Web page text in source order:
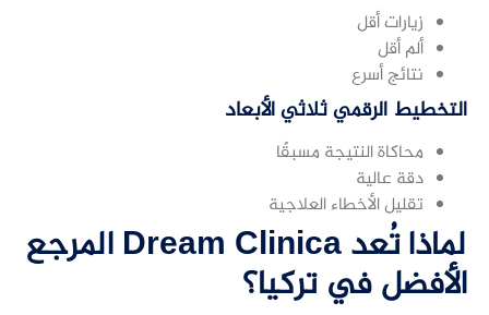
زيارات أقل
ألم أقل
نتائج أسرع
التخطيط الرقمي ثلاثي الأبعاد
محاكاة النتيجة مسبقًا
دقة عالية
تقليل الأخطاء العلاجية
لماذا تُعد Dream Clinica المرجع
الأفضل في تركيا؟